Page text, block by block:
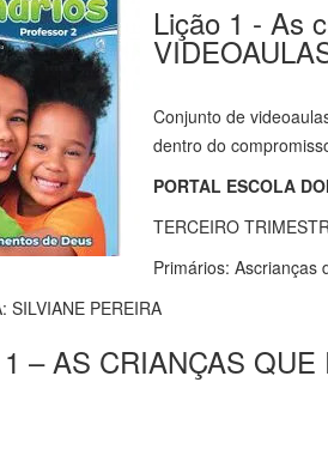
Lição 1 - As
Conjunto de
dentro do
PORTAL ESCOLA
TERCEIRO
Primários: Ascrianças
SILVIANE PEREIRA
1 – AS CRIANÇAS